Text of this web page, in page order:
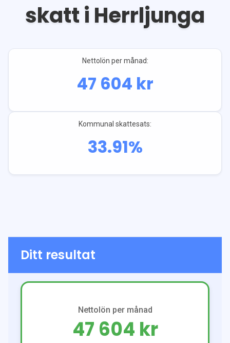
skatt i Herrljunga
Nettolön per månad:
47 604 kr
Kommunal skattesats:
33.91%
Ditt resultat
Nettolön per månad
47 604 kr